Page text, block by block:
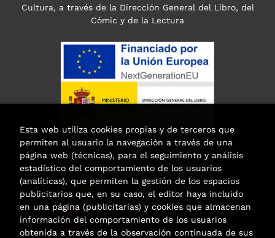
Cultura, a través de la Dirección General del Libro, del
Cómic y de la Lectura
Esta actividad ha recibido una ayuda
para la modernización de las librerías de
Esta web utiliza cookies propias y de terceros que
permiten al usuario la navegación a través de una
página web (técnicas), para el seguimiento y análisis
estadístico del comportamiento de los usuarios
(analíticas), que permiten la gestión de los espacios
publicitarios que, en su caso, el editor haya incluido
en una página (publicitarias) y cookies que almacenan
información del comportamiento de los usuarios
obtenida a través de la observación continuada de sus